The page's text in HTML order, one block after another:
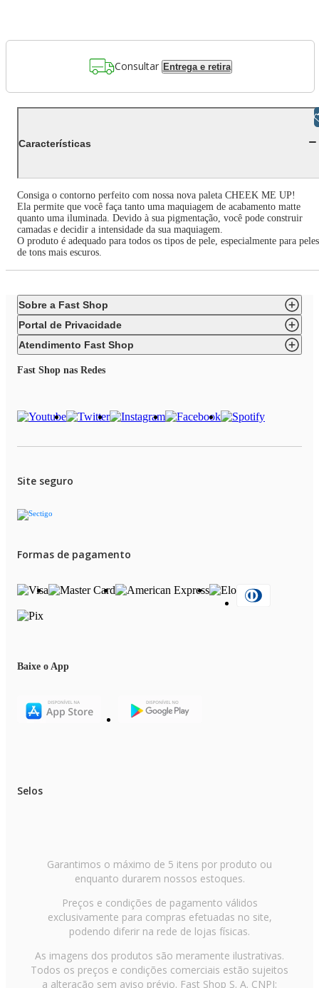
Consultar Entrega e retira
Características
Consiga o contorno perfeito com nossa nova paleta CHEEK ME UP!
Ela permite que você faça tanto uma maquiagem de acabamento matte
quanto uma iluminada. Devido à sua pigmentação, você pode construir
camadas e decidir a intensidade da sua maquiagem.
O produto é adequado para todos os tipos de pele, especialmente para peles
de tons mais escuros.
Sobre a Fast Shop
Portal de Privacidade
Atendimento Fast Shop
Fast Shop nas Redes
Site seguro
Formas de pagamento
Baixe o App
Selos
Garantimos o máximo de 5 itens por produto ou
enquanto durarem nossos estoques.
Preços e condições de pagamento válidos
exclusivamente para compras efetuadas no site,
podendo diferir na rede de lojas físicas.
As imagens dos produtos são meramente ilustrativas.
Todos os preços e condições comerciais estão sujeitos
a alteração sem aviso prévio. Fast Shop S. A. CNPJ: